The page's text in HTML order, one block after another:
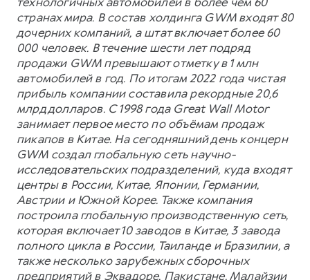
странах мира. В состав холдинга GWM входят 80
дочерних компаний, а штат включает более 60
000 человек. В течение шести лет подряд
продажи GWM превышают отметку в 1 млн
автомобилей в год. По итогам 2022 года чистая
прибыль компании составила рекордные 20,6
млрд долларов. С 1998 года Great Wall Motor
занимает первое место по объёмам продаж
пикапов в Китае. На сегодняшний день концерн
GWM создал глобальную сеть научно-
исследовательских подразделений, куда входят
центры в России, Китае, Японии, Германии,
Австрии и Южной Корее. Также компания
построила глобальную производственную сеть,
которая включает 10 заводов в Китае, 3 завода
полного цикла в России, Таиланде и Бразилии, а
также несколько зарубежных сборочных
предприятий в Эквадоре, Пакистане, Малайзии